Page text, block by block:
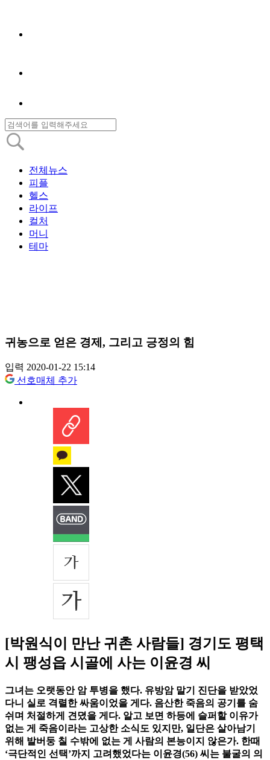
전체뉴스
피플
헬스
라이프
컬처
머니
테마
귀농으로 얻은 경제, 그리고 긍정의 힘
입력 2020-01-22 15:14
선호매체 추가
[박원식이 만난 귀촌 사람들] 경기도 평택
시 팽성읍 시골에 사는 이윤경 씨
그녀는 오랫동안 암 투병을 했다. 유방암 말기 진단을 받았었
다니 실로 격렬한 싸움이었을 게다. 음산한 죽음의 공기를 숨
쉬며 처절하게 견뎠을 게다. 알고 보면 하등에 슬퍼할 이유가
없는 게 죽음이라는 고상한 소식도 있지만, 일단은 살아남기
위해 발버둥 칠 수밖에 없는 게 사람의 본능이지 않은가. 한때
‘극단적인 선택’까지 고려했었다는 이윤경(56) 씨는 불굴의 의